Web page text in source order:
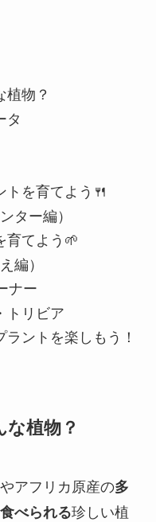
植物？
タ
トを育てよう🍴
ター編）
育てよう🌱
編）
ナー
トリビア
ントを楽しもう！
植物？
アフリカ原産の多
べられる珍しい植